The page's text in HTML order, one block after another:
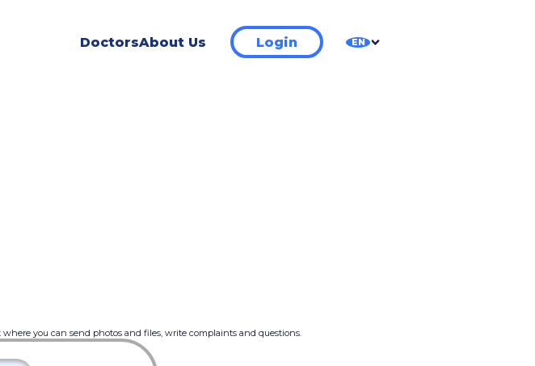
DoctorsAbout Us Login EN
you can send photos and files, write complaints and questions.